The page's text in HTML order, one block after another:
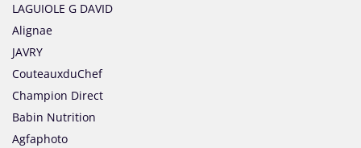
LAGUIOLE G DAVID
Alignae
JAVRY
CouteauxduChef
Champion Direct
Babin Nutrition
Agfaphoto